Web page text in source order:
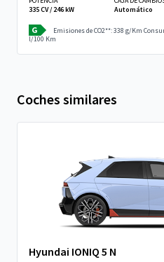
335 CV / 246 kW
Automático
G Emisiones de CO2**: 338 g/Km
l/100 Km
Coches similares
Hyundai IONIQ 5 N